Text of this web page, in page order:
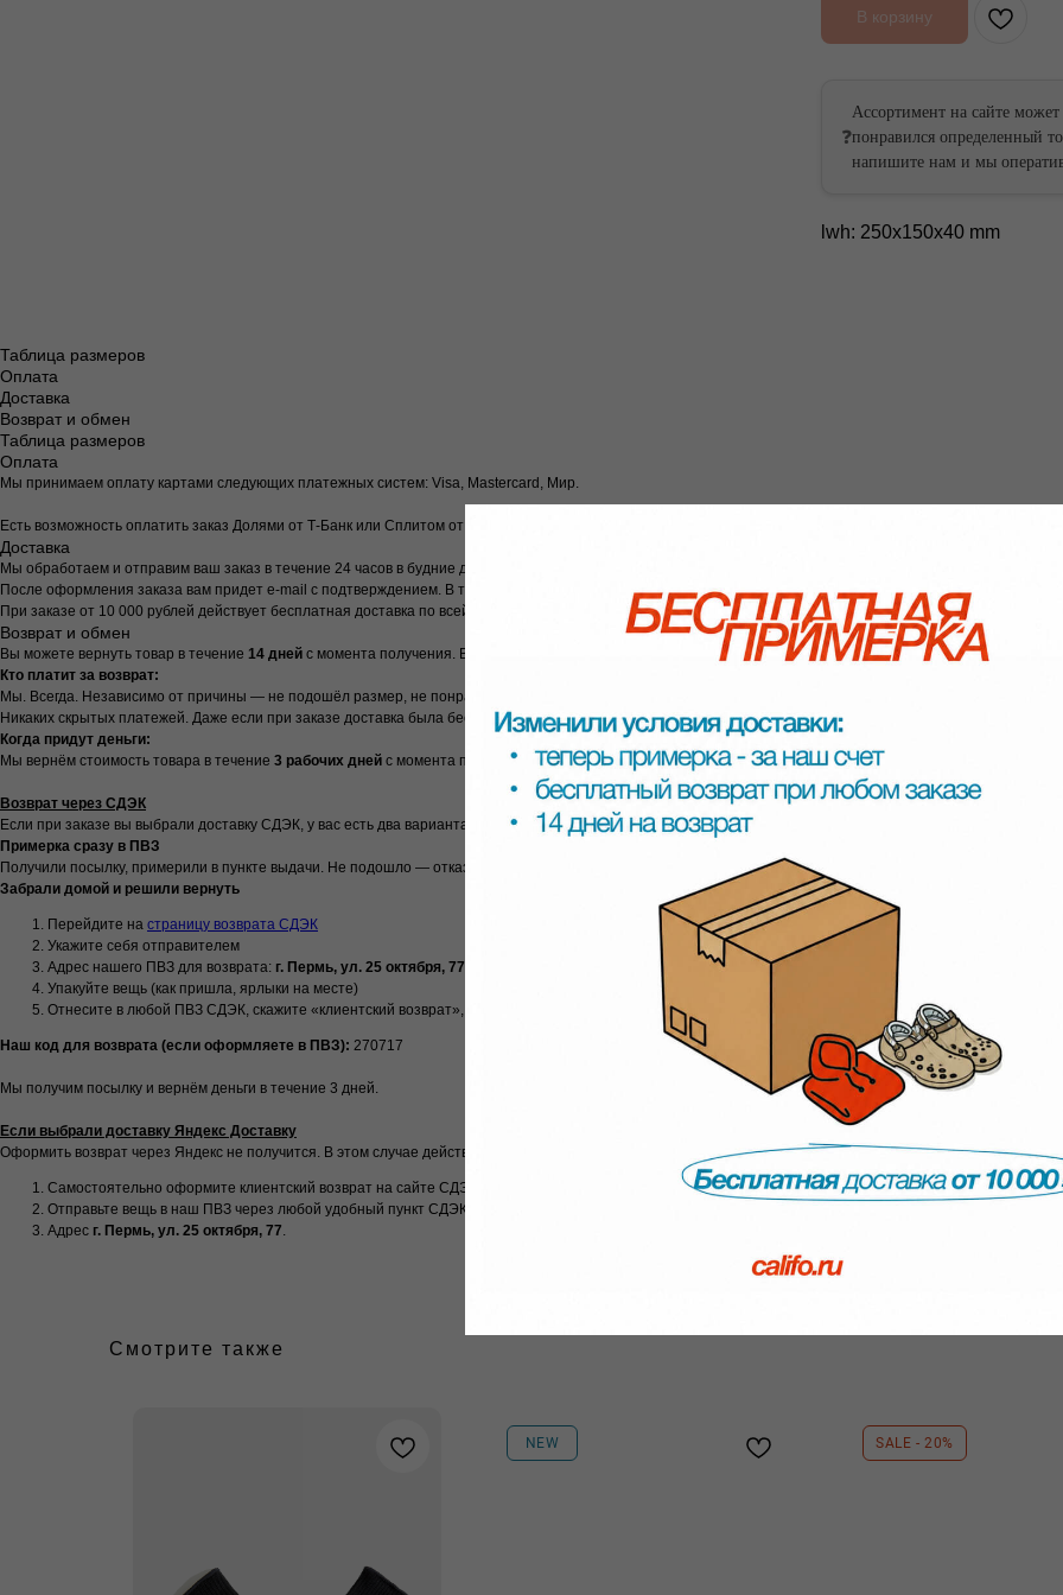
В корзину
❓
Ассортимент на сайте
понравился определенный
напишите нам и мы
lwh: 250x150x40 mm
Таблица размеров
Оплата
Доставка
Возврат и обмен
Таблица размеров
Оплата
Мы принимаем оплату картами следующих платежных систем: Visa, Mastercard, Мир.
Есть возможность оплатить заказ Долями от Т-Банк или Сплитом от Яндекс
Доставка
Мы обработаем и отправим ваш заказ в течение 24 часов в будние дни с 9:00 до 17:00 по мск.
После оформления заказа вам придет e-mail с подтверждением. В течение суток (в будние дни) мы отправим заказ в транспортную и пришлем вам трек-
При заказе от 10 000 рублей действует бесплатная доставка по всей России до пункта выдачи СДЭК или Яндекс. Выбрать удобный способ и уточнить
Возврат и обмен
Вы можете вернуть товар в течение 14 дней с момента получения. Вещь не должна быть в использовании, упаковка и ярлыки должны быть сохранены.
Кто платит за возврат:
Мы. Всегда. Независимо от причины — не подошёл размер, не понравился цвет, передумали, брак.
Никаких скрытых платежей. Даже если при заказе доставка была бесплатной — мы ничего не удерживаем.
Когда придут деньги:
Мы вернём стоимость товара в течение 3 рабочих дней с момента получения посылки на нашем складе.
Возврат через СДЭК
Если при заказе вы выбрали доставку СДЭК, у вас есть два варианта:
Примерка сразу в ПВЗ
Получили посылку, примерили в пункте выдачи. Не подошло — отказались на месте. Ничего оформлять не нужно.
Забрали домой и решили вернуть
Перейдите на страницу возврата СДЭК
Укажите себя отправителем
Адрес нашего ПВЗ для возврата: г. Пермь, ул. 25 октября, 77
Упакуйте вещь (как пришла, ярлыки на месте)
Отнесите в любой ПВЗ СДЭК, скажите «клиентский возврат», назовите номер заказа, который сформировали до этого и покажите паспорт (если у
Наш код для возврата (если оформляете в ПВЗ): 270717
Мы получим посылку и вернём деньги в течение 3 дней.
Если выбрали доставку Яндекс Доставку
Оформить возврат через Яндекс не получится. В этом случае действуйте по той же инструкции, что и для СДЭК:
Самостоятельно оформите клиентский возврат на сайте СДЭК (либо придите в любой ПВЗ и оформите вместе с менеджером)
Отправьте вещь в наш ПВЗ через любой удобный пункт СДЭК
Адрес г. Пермь, ул. 25 октября, 77.
Смотрите также
NEW SALE - 20%